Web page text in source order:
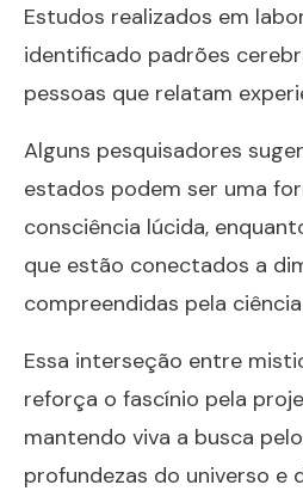
Estudos realizados em
identificado padrões
pessoas que relatam
Alguns pesquisadores
estados podem ser uma
consciência lúcida,
que estão conectados a
compreendidas pela
Essa interseção entre
reforça o fascínio pela
mantendo viva a busca
profundezas do universo e